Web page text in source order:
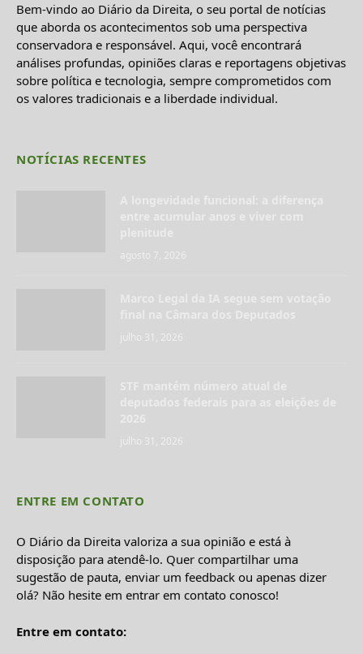
Bem-vindo ao Diário da Direita, o seu portal de notícias
que aborda os acontecimentos sob uma perspectiva
conservadora e responsável. Aqui, você encontrará
análises profundas, opiniões claras e reportagens objetivas
sobre política e tecnologia, sempre comprometidos com
os valores tradicionais e a liberdade individual.
NOTÍCIAS RECENTES
agosto 7, 2026
julho 31, 2026
julho 31, 2026
ENTRE EM CONTATO
O Diário da Direita valoriza a sua opinião e está à
disposição para atendê-lo. Quer compartilhar uma
sugestão de pauta, enviar um feedback ou apenas dizer
olá? Não hesite em entrar em contato conosco!
Entre em contato: